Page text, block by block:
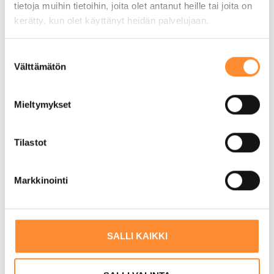
tietoja muihin tietoihin, joita olet antanut heille tai joita on
kerätty, kun olet käyttänyt heidän palvelujaan.
Välttämätön
Mieltymykset
Tilastot
Markkinointi
SALLI KAIKKI
päälakeen – Kristiinan kokemukset
kalevalaisen jäsenkorjaajan
opinnoista